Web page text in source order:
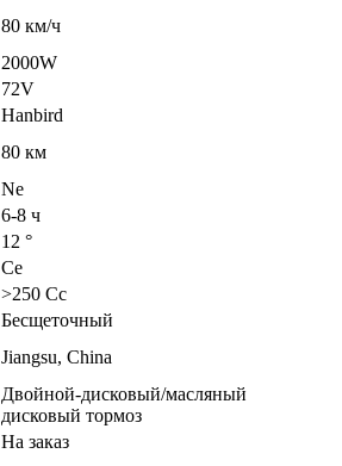
80 км/ч
2000W
72V
Hanbird
80 км
Ne
6-8 ч
12 °
Ce
>250 Cc
Бесщеточный
Jiangsu, China
Двойной-дисковый/масляный
дисковый тормоз
На заказ